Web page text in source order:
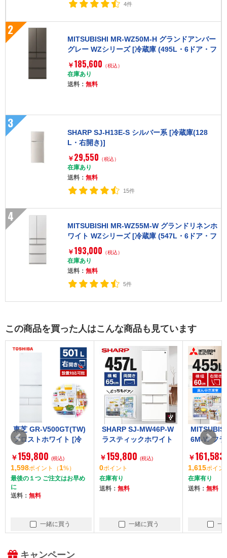
4件
2
MITSUBISHI MR-WZ50M-H グランドアンバー
グレー WZシリーズ [冷蔵庫 (495L・6ドア・フ
レンチドア/観音開き)]
￥ 185,600 （税込）
在庫あり
送料：無料
3
SHARP SJ-H13E-S シルバー系 [冷蔵庫(128
L・右開き)]
￥ 29,550 （税込）
在庫あり
送料：無料
15件
4
MITSUBISHI MR-WZ55M-W グランドリネンホ
ワイト WZシリーズ [冷蔵庫 (547L・6ドア・フ
レンチドア/観音開き)]
￥ 193,000 （税込）
在庫あり
送料：無料
5件
この商品を買った人はこんな商品も見ています
東芝 GR-V500GT(TW)
フロストホワイト [冷
￥159,800 (税込)
1,598ポイント （ 1%）
最後の１つ ご注文はお早め
に
送料： 無料
一緒に買う
SHARP SJ-MW46P-W
ラスティックホワイト
左右フリー)]
￥159,800 (税込)
0ポイント
在庫有り
送料： 無料
一緒に買う
6M-W フ
[冷蔵庫
右開き)]
￥161,583
1,615ポイン
在庫有り
送料： 無料
一
キャンペーン